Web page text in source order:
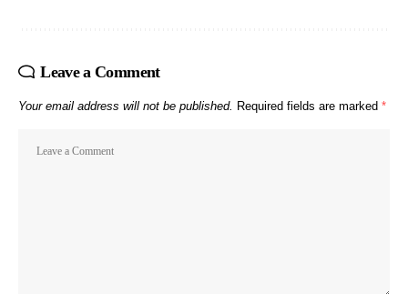
Leave a Comment
Your email address will not be published. Required fields are marked *